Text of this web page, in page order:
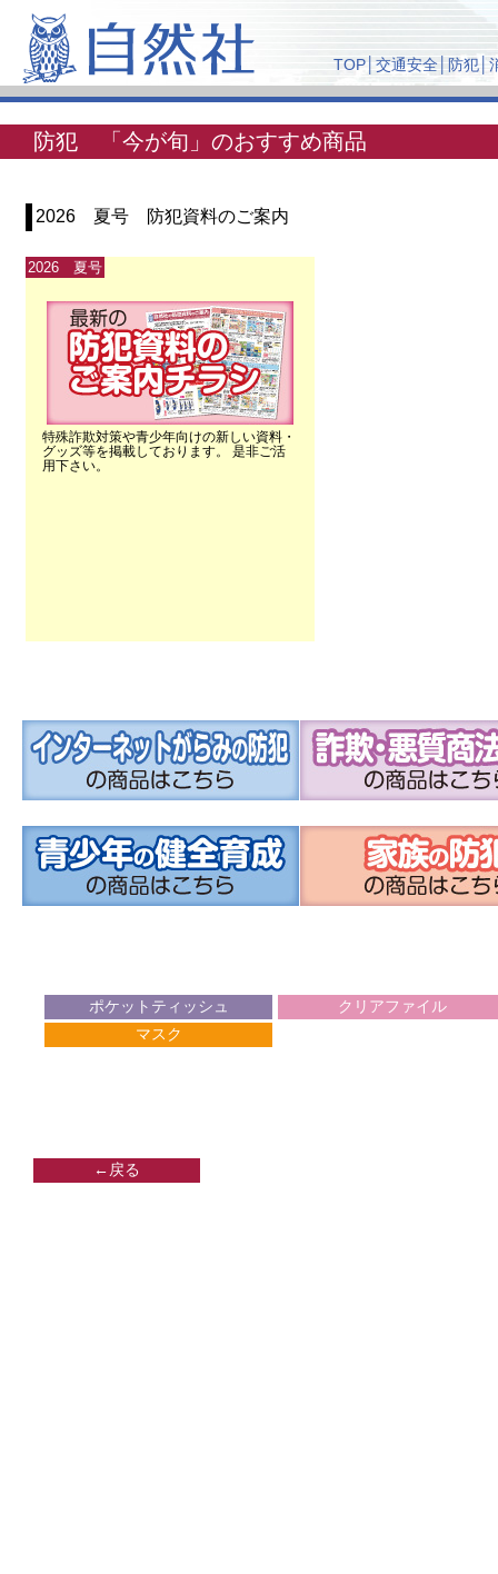
TOP 交通安全 │防犯 │
防犯 「今が旬」のおすすめ商品
2026 夏号 防犯資料のご案内
2026 夏号
特殊詐欺対策や青少年向けの新しい資料・
グッズ等を掲載しております。 是非ご活
用下さい。
ポケットティッシュ
クリアファイル
マスク
←戻る